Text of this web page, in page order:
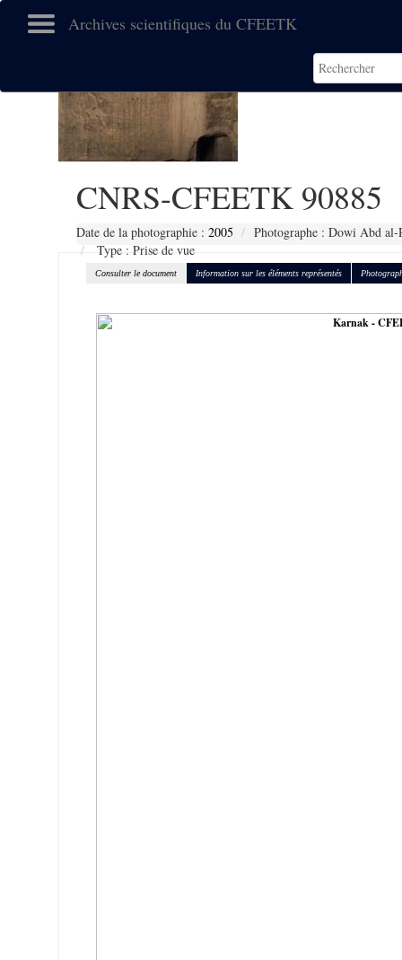
Archives scientifiques du CFEETK
CNRS-CFEETK 90885
Date de la photographie : 2005
Photographe : Dowi Abd
Type : Prise de vue
Consulter le document Information sur les éléments représentés